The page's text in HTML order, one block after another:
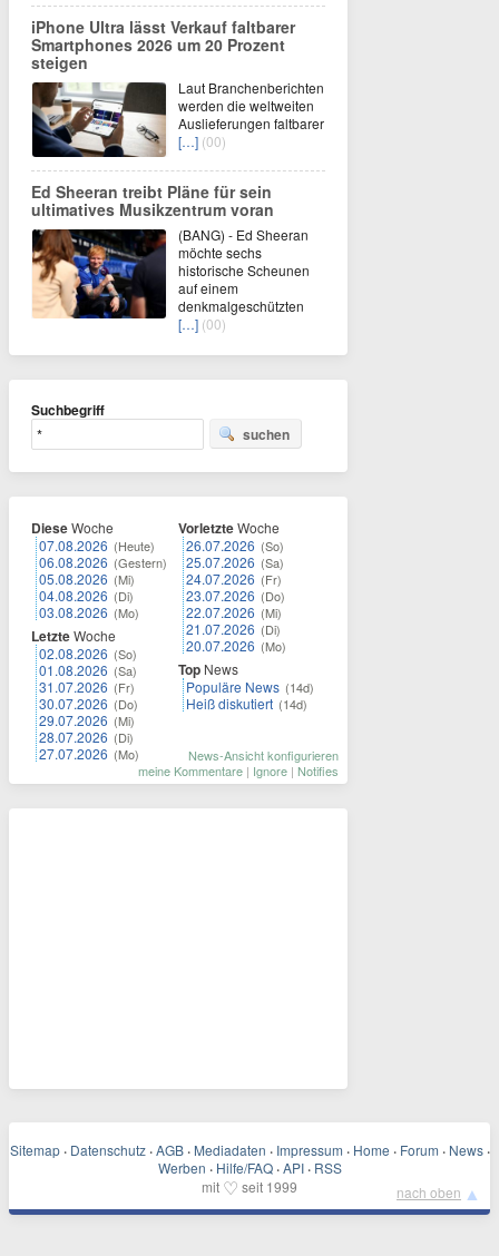
iPhone Ultra lässt Verkauf faltbarer
Smartphones 2026 um 20 Prozent
steigen
Laut Branchenberichten
werden die weltweiten
Auslieferungen faltbarer
[…] (00)
Ed Sheeran treibt Pläne für sein
ultimatives Musikzentrum voran
(BANG) - Ed Sheeran
möchte sechs
historische Scheunen
auf einem
denkmalgeschützten
[…] (00)
Suchbegriff
suchen
DieseWoche
07.08.2026 (Heute)
06.08.2026 (Gestern)
05.08.2026 (Mi)
04.08.2026 (Di)
03.08.2026 (Mo)
LetzteWoche
02.08.2026 (So)
01.08.2026 (Sa)
31.07.2026 (Fr)
30.07.2026 (Do)
29.07.2026 (Mi)
28.07.2026 (Di)
27.07.2026 (Mo)
VorletzteWoche
26.07.2026 (So)
25.07.2026 (Sa)
24.07.2026 (Fr)
23.07.2026 (Do)
22.07.2026 (Mi)
21.07.2026 (Di)
20.07.2026 (Mo)
Top News
Populäre News (14d)
Heiß diskutiert (14d)
News-Ansicht konfigurieren
meine Kommentare | Ignore | Notifies
Sitemap · Datenschutz · AGB · Mediadaten · Impressum · Home · Forum · News ·
Werben · Hilfe/FAQ · API · RSS
mit ♡ seit 1999 nach oben ▲